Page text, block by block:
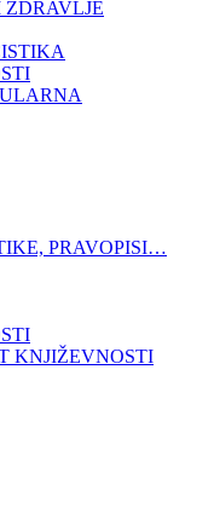
PRAVOPISI…
KNJIŽEVNOSTI